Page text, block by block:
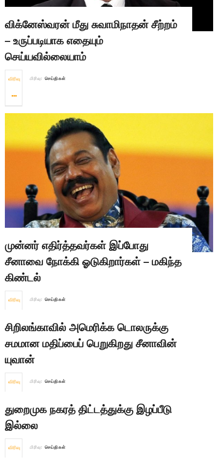
விக்னேஸ்வரன் மீது சுவாமிநாதன் சீற்றம்
– உருப்படியாக எதையும்
செய்யவில்லையாம்
விரிவு பிரிவு: செய்திகள்
முன்னர் எதிர்த்தவர்கள் இப்போது
சீனாவை நோக்கி ஓடுகிறார்கள் – மகிந்த
கிண்டல்
விரிவு பிரிவு: செய்திகள்
சிறிலங்காவில் அமெரிக்க டொலருக்கு
சமமான மதிப்பைப் பெறுகிறது சீனாவின்
யுவான்
விரிவு பிரிவு: செய்திகள்
துறைமுக நகரத் திட்டத்துக்கு இழப்பீடு
இல்லை
விரிவு பிரிவு: செய்திகள்